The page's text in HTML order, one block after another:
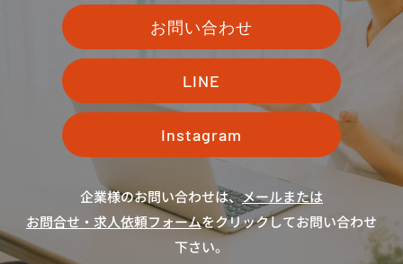
お問い合わせ
LINE
Instagram
企業様のお問い合わせは、メールまたは
お問合せ・求人依頼フォームをクリックしてお問い合わせ
下さい。